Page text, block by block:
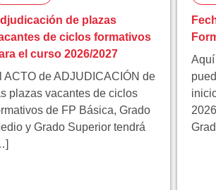
de plazas
de ciclos formativos
el curso 2026/2027
ACTO de ADJUDICACIÓN de
plazas vacantes de ciclos
de FP Básica, Grado
y Grado Superior tendrá